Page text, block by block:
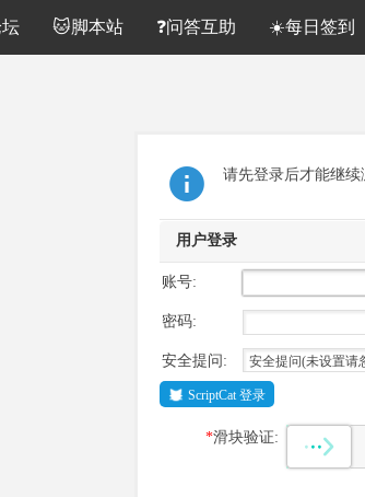
🐱脚本站 ❓问答互助 ☀️每日签到
请先登录后才能继续
用户登录
账号:
密码:
安全提问:
ScriptCat 登录
*滑块验证: